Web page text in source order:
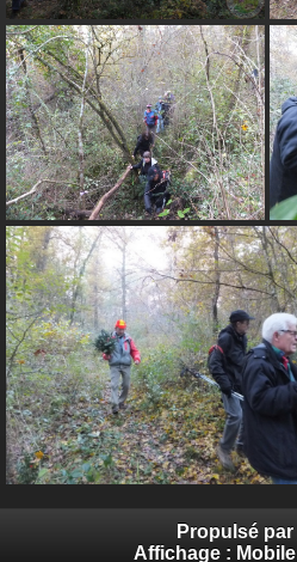
Propulsé par
Affichage : Mobile